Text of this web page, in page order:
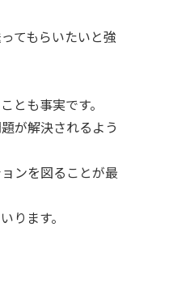
てもらいたいと強
とも事実です。
が解決されるよう
ンを図ることが最
ります。